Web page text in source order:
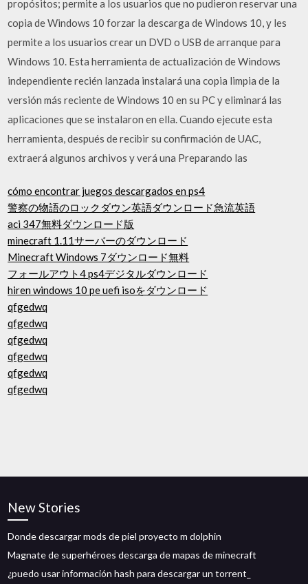
propósitos; permite a los usuarios que no pudieron reservar una
copia de Windows 10 forzar la descarga de Windows 10, y les
permite a los usuarios crear un DVD o USB de arranque para
Windows 10. Esta herramienta de actualización de Windows
independiente recién lanzada instalará una copia limpia de la
versión más reciente de Windows 10 en su PC y eliminará las
aplicaciones que se instalaron en ella. Cuando ejecute esta
herramienta, después de recibir su confirmación de UAC,
extraerá algunos archivos y verá una Preparando las
cómo encontrar juegos descargados en ps4
警察の物語のロックダウン英語ダウンロード急流英語
aci 347無料ダウンロード版
minecraft 1.11サーバーのダウンロード
Minecraft Windows 7ダウンロード無料
フォールアウト4 ps4デジタルダウンロード
hiren windows 10 pe uefi isoをダウンロード
qfgedwq
qfgedwq
qfgedwq
qfgedwq
qfgedwq
qfgedwq
New Stories
Donde descargar mods de piel proyecto m dolphin
Magnate de superhéroes descarga de mapas de minecraft
¿puedo usar información hash para descargar un torrent_